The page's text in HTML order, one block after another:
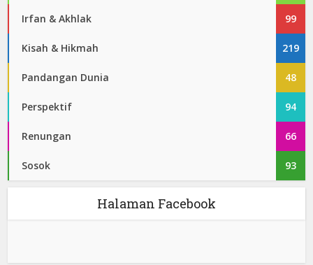
Irfan & Akhlak 99
Kisah & Hikmah 219
Pandangan Dunia 48
Perspektif 94
Renungan 66
Sosok 93
Halaman Facebook